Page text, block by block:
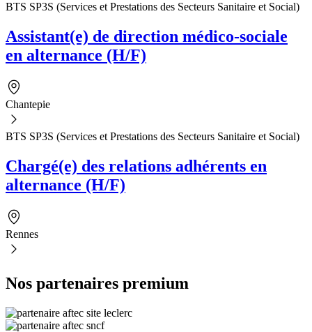
BTS SP3S (Services et Prestations des Secteurs Sanitaire et Social)
Assistant(e) de direction médico-sociale
en alternance (H/F)
Chantepie
BTS SP3S (Services et Prestations des Secteurs Sanitaire et Social)
Chargé(e) des relations adhérents en
alternance (H/F)
Rennes
Nos partenaires premium